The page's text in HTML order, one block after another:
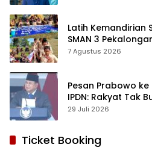
Latih Kemandirian
SMAN 3
dan Respon Positif
7 Agustus 2026
Pesan Prabowo
IPDN: Rakyat Tak
29 Juli 2026
Ticket Booking